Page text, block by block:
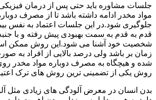
جلسات مشاوره باید حتی پس از درمان
مواد مخدر ادامه داشته باشد تا از مصرف
جلوگیری شود.در این جلسات اعتماد به نفس
قدم به قدم به سمت بهبودی پیش رفته و با
شخصیت خود آشنا می شود.این روش ممکن
زمان بر باشد ولی درصد بالایی از افراد به
شده و هیچگاه به مصرف دوباره مواد مخدر
روش یکی از تضمینی ترین روش های ترک
بدن انسان در معرض آلودگی های زیادی مثل